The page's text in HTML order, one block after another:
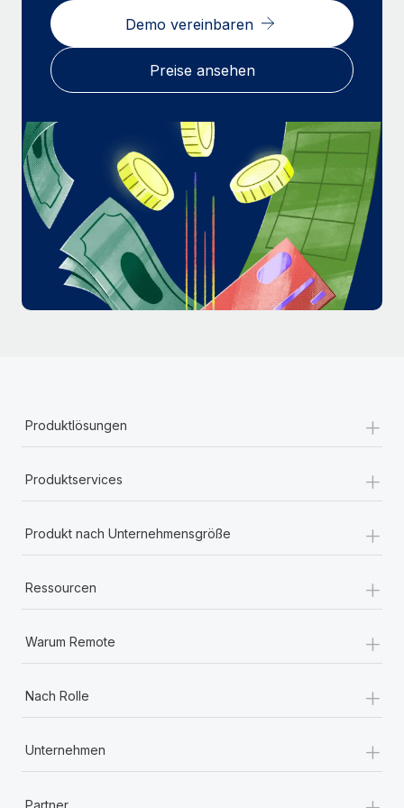
Mehr erfahren
Demo vereinbaren
Preise ansehen
Produktlösungen +
Produktservices +
Produkt nach Unternehmensgröße +
Ressourcen +
Warum Remote +
Nach Rolle +
Unternehmen +
Partner